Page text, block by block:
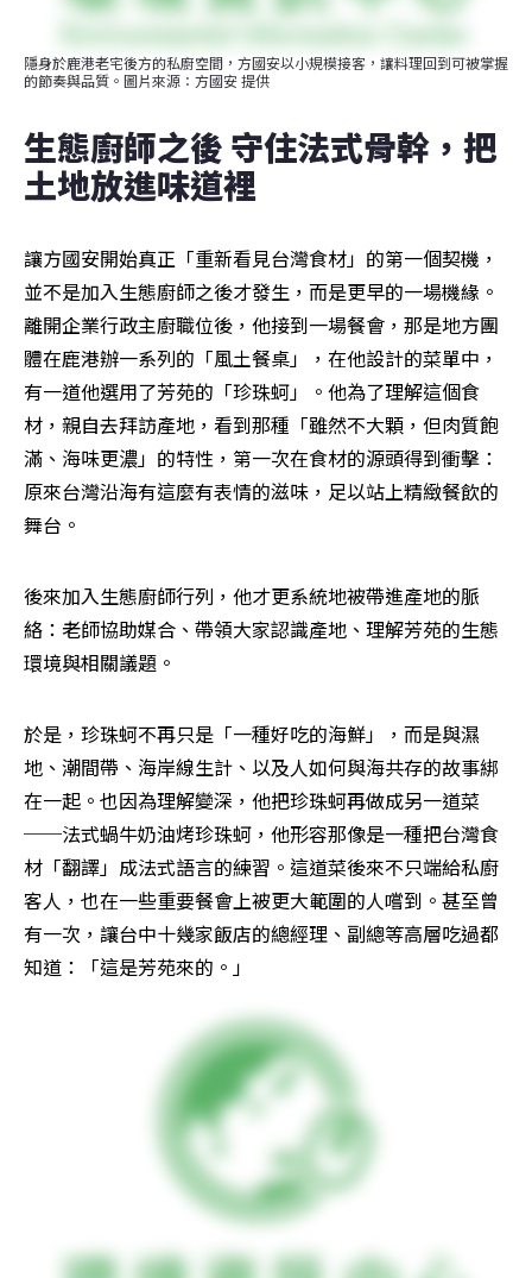
隱身於鹿港老宅後方的私廚空間，方國安以小規模接客，讓料理回到可被掌握
的節奏與品質。圖片來源：方國安 提供
生態廚師之後 守住法式骨幹，把
土地放進味道裡
讓方國安開始真正「重新看見台灣食材」的第一個契機，
並不是加入生態廚師之後才發生，而是更早的一場機緣。
離開企業行政主廚職位後，他接到一場餐會，那是地方團
體在鹿港辦一系列的「風土餐桌」，在他設計的菜單中，
有一道他選用了芳苑的「珍珠蚵」。他為了理解這個食
材，親自去拜訪產地，看到那種「雖然不大顆，但肉質飽
滿、海味更濃」的特性，第一次在食材的源頭得到衝擊：
原來台灣沿海有這麼有表情的滋味，足以站上精緻餐飲的
舞台。
後來加入生態廚師行列，他才更系統地被帶進產地的脈
絡：老師協助媒合、帶領大家認識產地、理解芳苑的生態
環境與相關議題。
於是，珍珠蚵不再只是「一種好吃的海鮮」，而是與濕
地、潮間帶、海岸線生計、以及人如何與海共存的故事綁
在一起。也因為理解變深，他把珍珠蚵再做成另一道菜
──法式蝸牛奶油烤珍珠蚵，他形容那像是一種把台灣食
材「翻譯」成法式語言的練習。這道菜後來不只端給私廚
客人，也在一些重要餐會上被更大範圍的人嚐到。甚至曾
有一次，讓台中十幾家飯店的總經理、副總等高層吃過都
知道：「這是芳苑來的。」